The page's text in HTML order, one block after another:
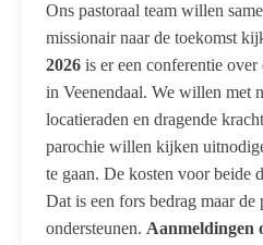
Ons pastoraal team willen
missionair naar de toekomst
2026 is er een conferentie
in Veenendaal. We willen met
locatieraden en dragende
parochie willen kijken
te gaan. De kosten voor beide
Dat is een fors bedrag maar
ondersteunen. Aanmeldingen